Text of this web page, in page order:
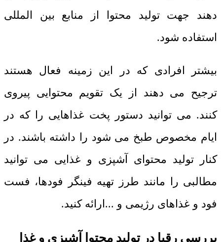
دهند جهت تولید محتوا از منابع بین المللی
استفاده شود.
بیشتر افرادی که در این زمینه فعال هستند
ترجیح می دهند از یک تقویم محتوایی پیروی
کنند. می توانید دستور پخت غذاهایی را که در
ایام مخصوص طبخ می شود را داشته باشند. در
کنار تولید محتوای آشپزی و غذایی می توانید
مطالبی را مانند طرز تهیه فینگر فودها، فست
فود و غذاهای رژیمی و ...ارائه کنید.
بررسی رقبا در تولید محتوا آشپزی و غذا